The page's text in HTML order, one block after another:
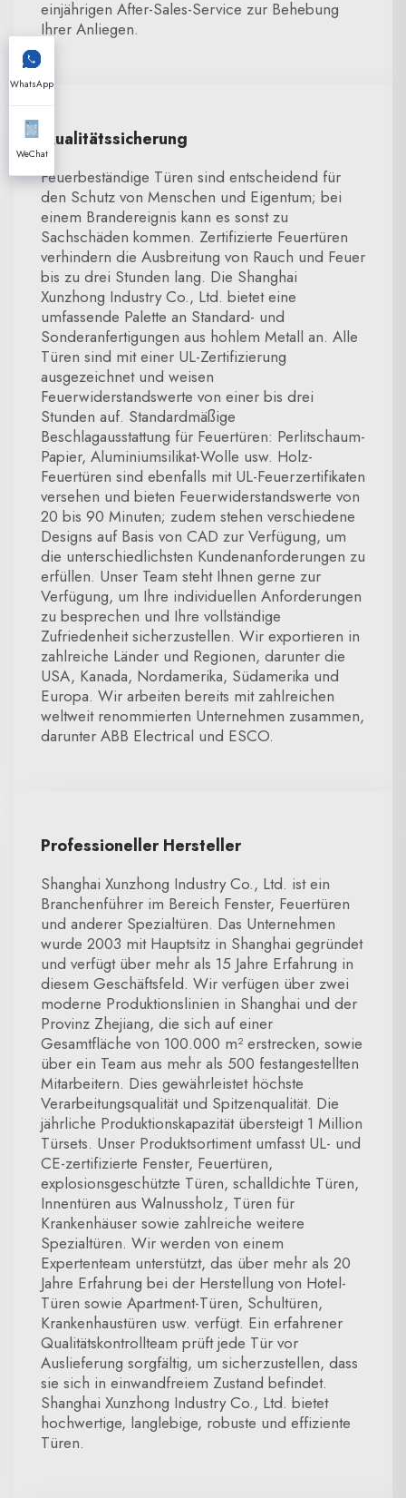
einjährigen After-Sales-Service zur Behebung
Ihrer Anliegen.
Qualitätssicherung
Feuerbeständige Türen sind entscheidend für
den Schutz von Menschen und Eigentum; bei
einem Brandereignis kann es sonst zu
Sachschäden kommen. Zertifizierte Feuertüren
verhindern die Ausbreitung von Rauch und Feuer
bis zu drei Stunden lang. Die Shanghai
Xunzhong Industry Co., Ltd. bietet eine
umfassende Palette an Standard- und
Sonderanfertigungen aus hohlem Metall an. Alle
Türen sind mit einer UL-Zertifizierung
ausgezeichnet und weisen
Feuerwiderstandswerte von einer bis drei
Stunden auf. Standardmäßige
Beschlagausstattung für Feuertüren: Perlitschaum-
Papier, Aluminiumsilikat-Wolle usw. Holz-
Feuertüren sind ebenfalls mit UL-Feuerzertifikaten
versehen und bieten Feuerwiderstandswerte von
20 bis 90 Minuten; zudem stehen verschiedene
Designs auf Basis von CAD zur Verfügung, um
die unterschiedlichsten Kundenanforderungen zu
erfüllen. Unser Team steht Ihnen gerne zur
Verfügung, um Ihre individuellen Anforderungen
zu besprechen und Ihre vollständige
Zufriedenheit sicherzustellen. Wir exportieren in
zahlreiche Länder und Regionen, darunter die
USA, Kanada, Nordamerika, Südamerika und
Europa. Wir arbeiten bereits mit zahlreichen
weltweit renommierten Unternehmen zusammen,
darunter ABB Electrical und ESCO.
Professioneller Hersteller
Shanghai Xunzhong Industry Co., Ltd. ist ein
Branchenführer im Bereich Fenster, Feuertüren
und anderer Spezialtüren. Das Unternehmen
wurde 2003 mit Hauptsitz in Shanghai gegründet
und verfügt über mehr als 15 Jahre Erfahrung in
diesem Geschäftsfeld. Wir verfügen über zwei
moderne Produktionslinien in Shanghai und der
Provinz Zhejiang, die sich auf einer
Gesamtfläche von 100.000 m² erstrecken, sowie
über ein Team aus mehr als 500 festangestellten
Mitarbeitern. Dies gewährleistet höchste
Verarbeitungsqualität und Spitzenqualität. Die
jährliche Produktionskapazität übersteigt 1 Million
Türsets. Unser Produktsortiment umfasst UL- und
CE-zertifizierte Fenster, Feuertüren,
explosionsgeschützte Türen, schalldichte Türen,
Innentüren aus Walnussholz, Türen für
Krankenhäuser sowie zahlreiche weitere
Spezialtüren. Wir werden von einem
Expertenteam unterstützt, das über mehr als 20
Jahre Erfahrung bei der Herstellung von Hotel-
Türen sowie Apartment-Türen, Schultüren,
Krankenhaustüren usw. verfügt. Ein erfahrener
Qualitätskontrollteam prüft jede Tür vor
Auslieferung sorgfältig, um sicherzustellen, dass
sie sich in einwandfreiem Zustand befindet.
Shanghai Xunzhong Industry Co., Ltd. bietet
hochwertige, langlebige, robuste und effiziente
Türen.
WhatsApp
WeChat